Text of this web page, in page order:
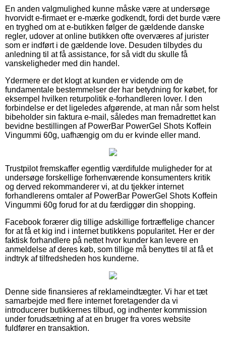
En anden valgmulighed kunne måske være at undersøge
hvorvidt e-firmaet er e-mærke godkendt, fordi det burde være
en tryghed om at e-butikken følger de gældende danske
regler, udover at online butikken ofte overværes af jurister
som er indført i de gældende love. Desuden tilbydes du
anledning til at få assistance, for så vidt du skulle få
vanskeligheder med din handel.
Ydermere er det klogt at kunden er vidende om de
fundamentale bestemmelser der har betydning for købet, for
eksempel hvilken returpolitik e-forhandleren lover. I den
forbindelse er det ligeledes afgørende, at man når som helst
bibeholder sin faktura e-mail, således man fremadrettet kan
bevidne bestillingen af PowerBar PowerGel Shots Koffein
Vingummi 60g, uafhængig om du er kvinde eller mand.
Trustpilot fremskaffer egentlig værdifulde muligheder for at
undersøge forskellige forhenværende konsumenters kritik
og derved rekommanderer vi, at du tjekker internet
forhandlerens omtaler af PowerBar PowerGel Shots Koffein
Vingummi 60g forud for at du færdiggør din shopping.
Facebook forærer dig tillige adskillige fortræffelige chancer
for at få et kig ind i internet butikkens popularitet. Her er der
faktisk forhandlere på nettet hvor kunder kan levere en
anmeldelse af deres køb, som tillige må benyttes til at få et
indtryk af tilfredsheden hos kunderne.
Denne side finansieres af reklameindtægter. Vi har et tæt
samarbejde med flere internet foretagender da vi
introducerer butikkernes tilbud, og indhenter kommission
under forudsætning af at en bruger fra vores website
fuldfører en transaktion.